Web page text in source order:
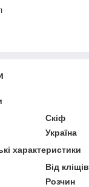
Скіф
Україна
характеристики
Від кліщів
Розчин